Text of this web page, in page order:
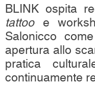
BLINK ospita
tattooe
Salonicco
apertura allo
pratica
continuamente